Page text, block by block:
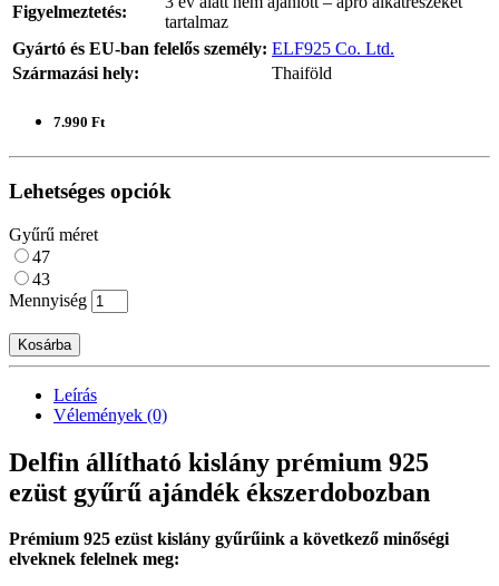
Figyelmeztetés:
tartalmaz
Gyártó és EU-ban felelős személy: ELF925 Co. Ltd.
Származási hely:
Thaiföld
7.990 Ft
Lehetséges opciók
Gyűrű méret
47
43
Mennyiség
Kosárba
Leírás
Vélemények (0)
Delfin állítható kislány prémium 925
ezüst gyűrű ajándék ékszerdobozban
Prémium 925 ezüst kislány gyűrűink a következő minőségi
elveknek felelnek meg: